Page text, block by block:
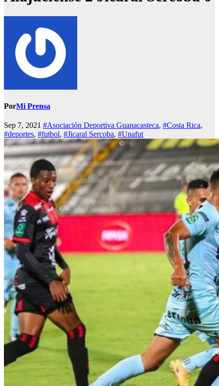
PorMi Prensa
Sep 7, 2021 #Asociación Deportiva Guanacasteca, #Costa Rica,
#deportes, #futbol, #Jicaral Sercoba, #Unafut